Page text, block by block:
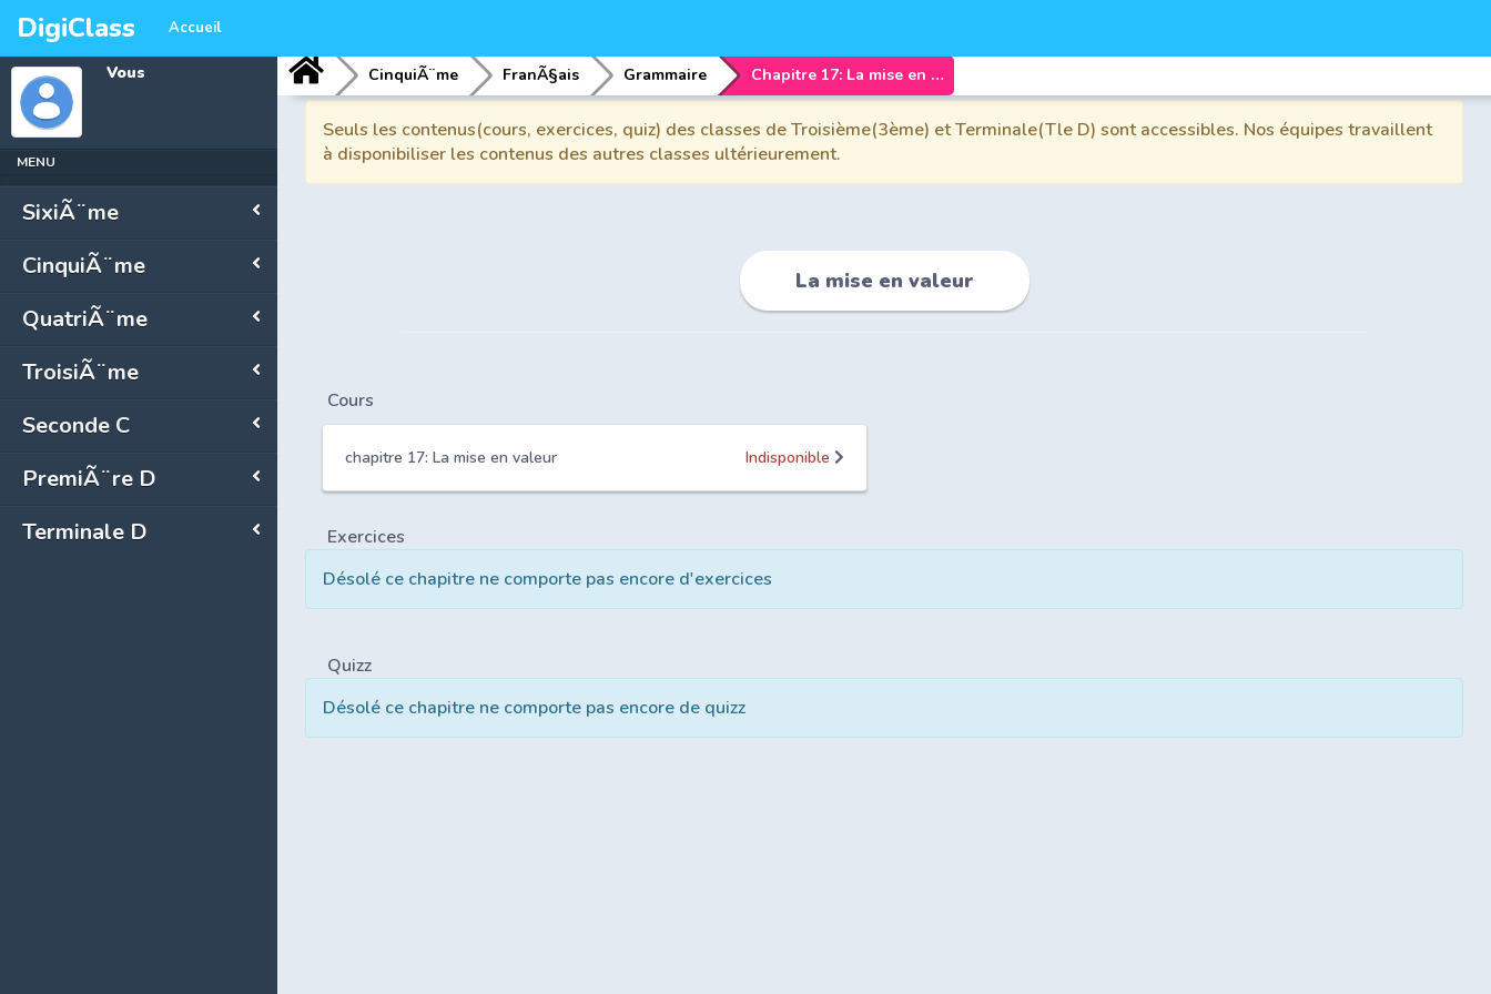
DigiClass Accueil
Vous
MENU
SixiÃ¨me
CinquiÃ¨me
QuatriÃ¨me
TroisiÃ¨me
Seconde C
PremiÃ¨re D
Terminale D
CinquiÃ¨me FranÃ§ais Grammaire Chapitre 17: La mise en valeur
Seuls les contenus(cours, exercices, quiz) des classes de Troisième(3ème) et Terminale(Tle D) sont accessibles. Nos équipes travaillent
à disponibiliser les contenus des autres classes ultérieurement.
La mise en valeur
Cours
chapitre 17: La mise en valeur Indisponible
Exercices
Désolé ce chapitre ne comporte pas encore d'exercices
Quizz
Désolé ce chapitre ne comporte pas encore de quizz